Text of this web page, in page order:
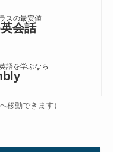
スの最安値
会話
語を学ぶなら
移動できます）